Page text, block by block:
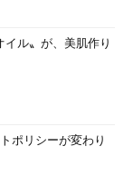
イル〟が、美肌作り
ポリシーが変わり